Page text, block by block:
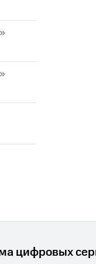
цифровых